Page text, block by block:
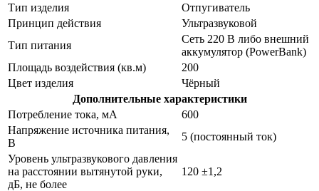
Тип изделия
Отпугиватель
Принцип действия
Ультразвуковой
Тип питания
Сеть 220 В либо внешний
аккумулятор (PowerBank)
Площадь воздействия (кв.м)
200
Цвет изделия
Чёрный
Дополнительные характеристики
Потребление тока, мА
600
Напряжение источника питания,
В
5 (постоянный ток)
Уровень ультразвукового давления
на расстоянии вытянутой руки,
дБ, не более
120 ±1,2